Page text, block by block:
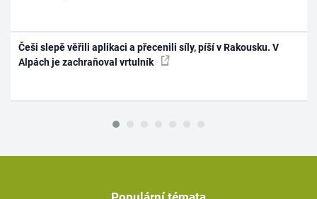
Češi slepě věřili aplikaci a přecenili síly, píší v Rakousku. V
Alpách je zachraňoval vrtulník